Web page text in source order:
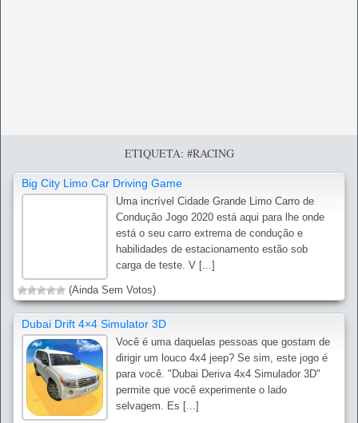
ETIQUETA: #RACING
Big City Limo Car Driving Game
Uma incrível Cidade Grande Limo Carro de
Condução Jogo 2020 está aqui para lhe onde
está o seu carro extrema de condução e
habilidades de estacionamento estão sob
carga de teste. V [...]
(Ainda Sem Votos)
Dubai Drift 4×4 Simulator 3D
Você é uma daquelas pessoas que gostam de
dirigir um louco 4x4 jeep? Se sim, este jogo é
para você. "Dubai Deriva 4x4 Simulador 3D"
permite que você experimente o lado
selvagem. Es [...]